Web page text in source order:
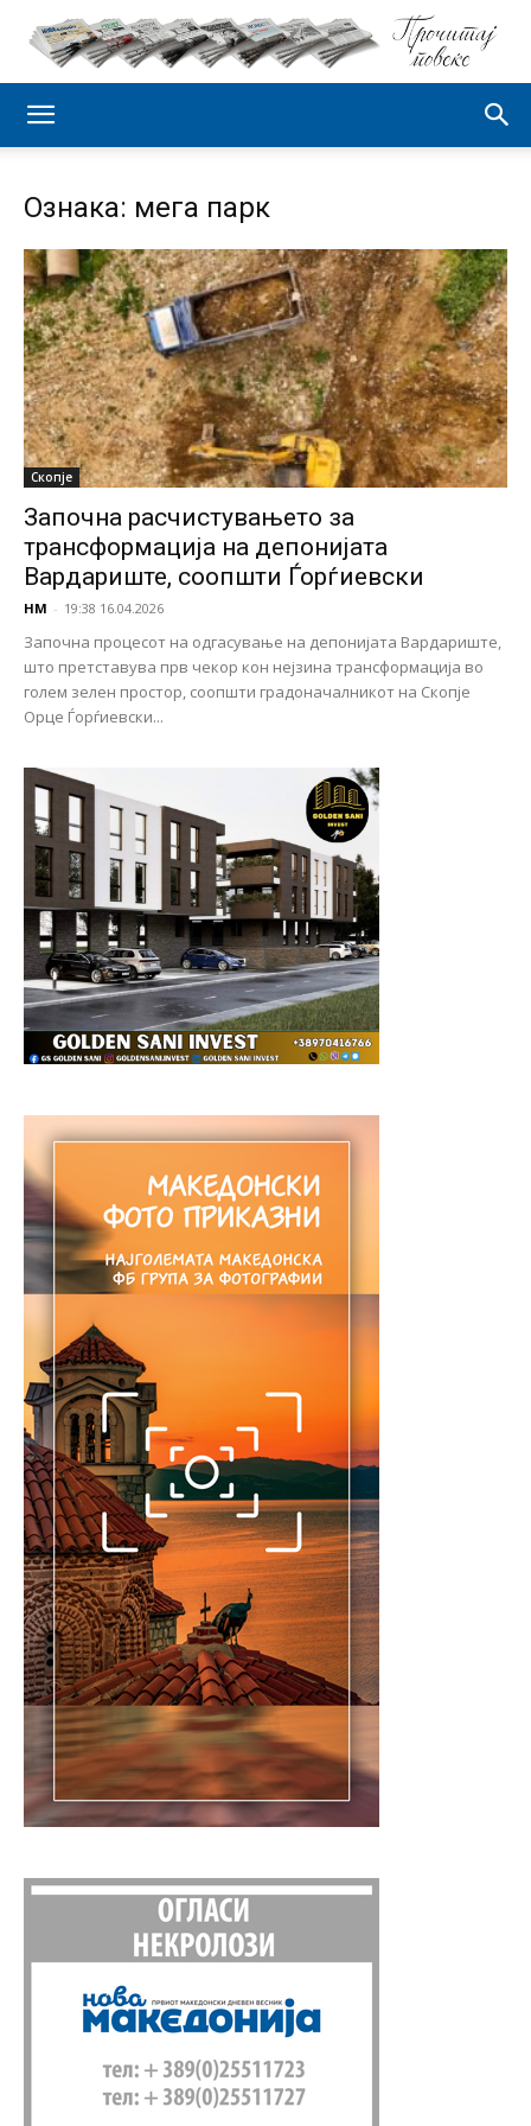
Ознака: мега парк
Скопје
Започна расчистувањето за
трансформација на депонијата
Вардариште, соопшти Ѓорѓиевски
НМ - 19:38 16.04.2026
Започна процесот на одгасување на депонијата Вардариште,
што претставува прв чекор кон нејзина трансформација во
голем зелен простор, соопшти градоначалникот на Скопје
Орце Ѓорѓиевски...